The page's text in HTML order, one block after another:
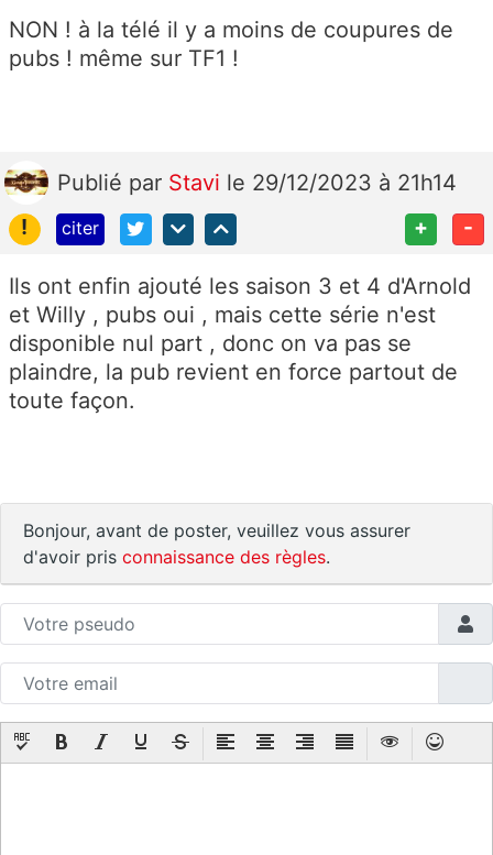
NON ! à la télé il y a moins de coupures de
pubs ! même sur TF1 !
Publié par Stavi le 29/12/2023 à 21h14
!
citer + -
Ils ont enfin ajouté les saison 3 et 4 d'Arnold
et Willy , pubs oui , mais cette série n'est
disponible nul part , donc on va pas se
plaindre, la pub revient en force partout de
toute façon.
Bonjour, avant de poster, veuillez vous assurer
d'avoir pris connaissance des règles.